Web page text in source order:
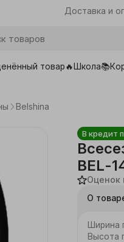
Доставка и
товар🔥Школа📚
для
Belshina
В кредит
BEL-
Оценок
О
Ширина
Высота